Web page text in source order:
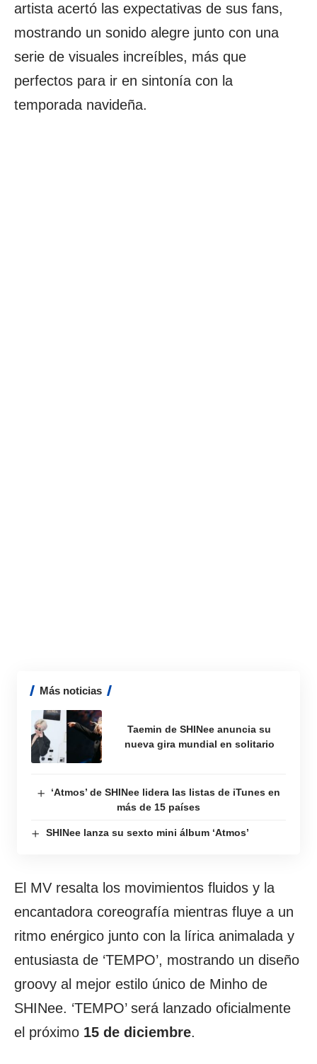
artista acertó las expectativas de sus fans,
mostrando un sonido alegre junto con una
serie de visuales increíbles, más que
perfectos para ir en sintonía con la
temporada navideña.
Más noticias
Taemin de SHINee anuncia su
nueva gira mundial en solitario
‘Atmos’ de SHINee lidera las listas de iTunes en
más de 15 países
SHINee lanza su sexto mini álbum ‘Atmos’
El MV resalta los movimientos fluidos y la
encantadora coreografía mientras fluye a un
ritmo enérgico junto con la lírica animalada y
entusiasta de ‘TEMPO’, mostrando un diseño
groovy al mejor estilo único de Minho de
SHINee. ‘TEMPO’ será lanzado oficialmente
el próximo 15 de diciembre.